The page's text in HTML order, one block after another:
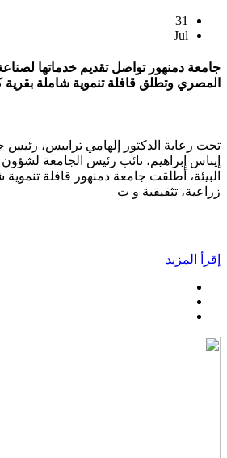
31
Jul
جامعة دمنهور تواصل تقديم خدماتها
المصري وتطلق قافلة تنموية شاملة
تحت رعاية الدكتور إلهامي ترابيس، رئيس
إيناس إبراهيم، نائب رئيس الجامعة
البيئة، أطلقت جامعة دمنهور قافلة
زراعية، تثقيفية و ت
إقرأ المزيد